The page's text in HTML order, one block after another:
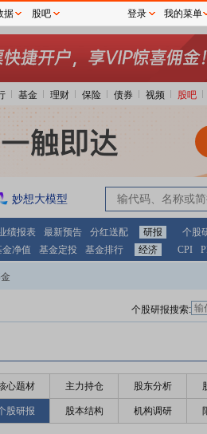
基金 理财 保险 债券 视频 股吧
妙想大模型
绩报表 最新预告 分红送配 研报 个股
金净值 基金定投 基金排行 经济 CPI
个股研报搜索:
心题材 主力持仓 股东分析
股研报 股本结构 机构调研
据 股吧 登录 我的菜单